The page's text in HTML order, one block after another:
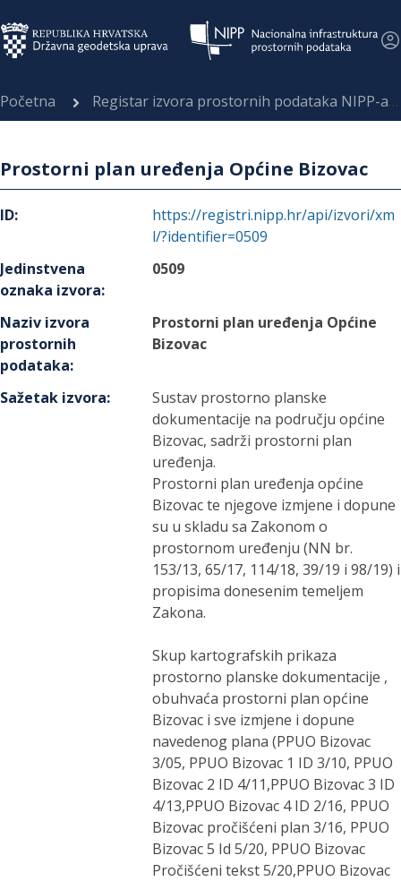
Početna Registar izvora prostornih podataka NIPP-a
Prostorni plan uređenja Općine Bizovac
ID:
https://registri.nipp.hr/api/izvori/xm
l/?identifier=0509
Jedinstvena
oznaka izvora:
0509
Naziv izvora
prostornih
podataka:
Prostorni plan uređenja Općine
Bizovac
Sažetak izvora:
Sustav prostorno planske
dokumentacije na području općine
Bizovac, sadrži prostorni plan
uređenja.
Prostorni plan uređenja općine
Bizovac te njegove izmjene i dopune
su u skladu sa Zakonom o
prostornom uređenju (NN br.
153/13, 65/17, 114/18, 39/19 i 98/19) i
propisima donesenim temeljem
Zakona.
Skup kartografskih prikaza
prostorno planske dokumentacije ,
obuhvaća prostorni plan općine
Bizovac i sve izmjene i dopune
navedenog plana (PPUO Bizovac
3/05, PPUO Bizovac 1 ID 3/10, PPUO
Bizovac 2 ID 4/11,PPUO Bizovac 3 ID
4/13,PPUO Bizovac 4 ID 2/16, PPUO
Bizovac pročišćeni plan 3/16, PPUO
Bizovac 5 Id 5/20, PPUO Bizovac
Pročišćeni tekst 5/20,PPUO Bizovac